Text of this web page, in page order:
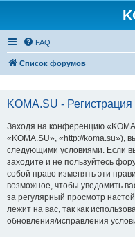
FAQ
Список форумов
KOMA.SU - Регистрация
Заходя на конференцию
«KOMA.SU», «http://koma.su»),
следующими условиями. Если
заходите и не пользуйтесь
собой право изменять эти
возможное, чтобы уведомить
за регулярный просмотр
лежит на вас, так как
обновления/исправления